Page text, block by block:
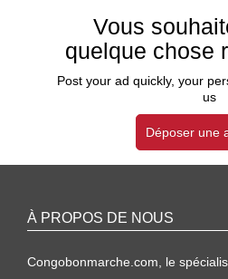
Vous
quelque chose
Post your ad quickly, your
us
Déposer une
À PROPOS DE NOUS
Congobonmarche.com, le